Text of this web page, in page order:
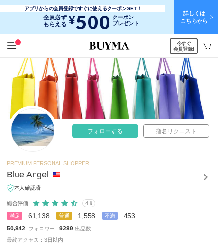
アプリからの会員登録ですぐに使えるクーポンGET！
全員必ず
もらえる ¥500 クーポン
プレゼント
詳しくは
こちらから
今すぐ
会員登録!
フォローする 指名リクエスト
PREMIUM PERSONAL SHOPPER
Blue Angel
本人確認済
総合評価 4.9
満足 61,138 普通 1,558 不満 453
50,842 フォロワー 9289 出品数
最終アクセス：3日以内